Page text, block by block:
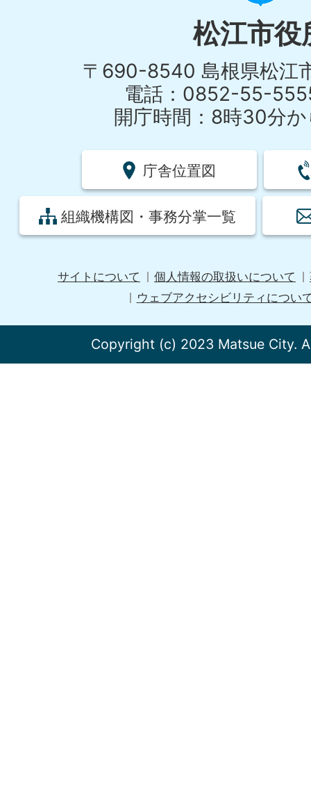
松江市役
〒690-8540 島根県松江
電話：0852-55-
開庁時間：8時30分
庁舎位置図
組織機構図・事務分掌一覧
サイトについて 個人情報の取扱いについて
ウェブアクセシビリティについ
Copyright (c) 2023 Matsue City.